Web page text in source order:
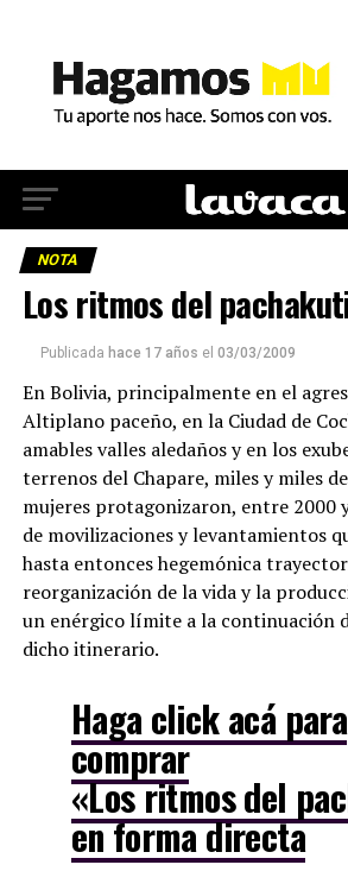
NOTA
Los ritmos del
Publicada hace 17 años el 03/03/2009
En Bolivia, principalmente en el
Altiplano paceño, en la Ciudad de
amables valles aledaños y en los
terrenos del Chapare, miles y miles
mujeres protagonizaron, entre 2000
de movilizaciones y levantamientos
hasta entonces hegemónica
reorganización de la vida y la
un enérgico límite a la continuación
dicho itinerario.
Haga click acá para
comprar
«Los ritmos del
en forma directa